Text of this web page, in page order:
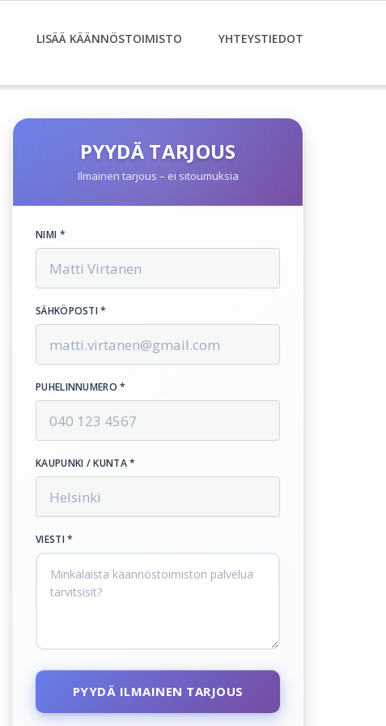
LISÄÄ KÄÄNNÖSTOIMISTO YHTEYSTIEDOT
PYYDÄ TARJOUS
Ilmainen tarjous – ei sitoumuksia
NIMI *
SÄHKÖPOSTI *
PUHELINNUMERO *
KAUPUNKI / KUNTA *
VIESTI *
PYYDÄ ILMAINEN TARJOUS